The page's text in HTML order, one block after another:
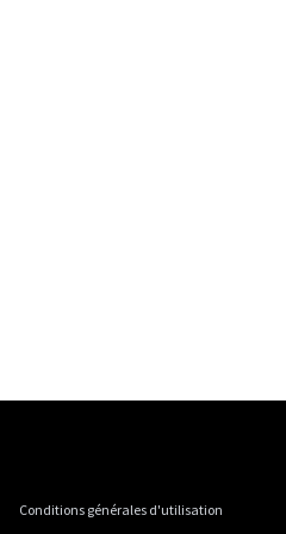
Conditions générales d'utilisation